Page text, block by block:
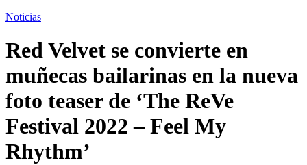
Noticias
Red Velvet se convierte en
muñecas bailarinas en la nueva
foto teaser de ‘The ReVe
Festival 2022 – Feel My
Rhythm’